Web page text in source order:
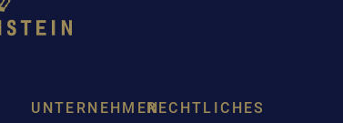
UNTERNEHMENRECHTLICHES